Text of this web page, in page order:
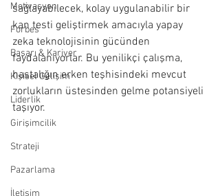
Motivasyon
Forbes
Başarı & Kariyer
Kişisel Gelişim
Liderlik
Girişimcilik
Strateji
Pazarlama
İletişim
sağlayabilecek, kolay uygulanabilir bir
kan testi geliştirmek amacıyla yapay
zeka teknolojisinin gücünden
faydalanıyorlar. Bu yenilikçi çalışma,
hastalığın erken teşhisindeki mevcut
zorlukların üstesinden gelme potansiyeli
taşıyor.